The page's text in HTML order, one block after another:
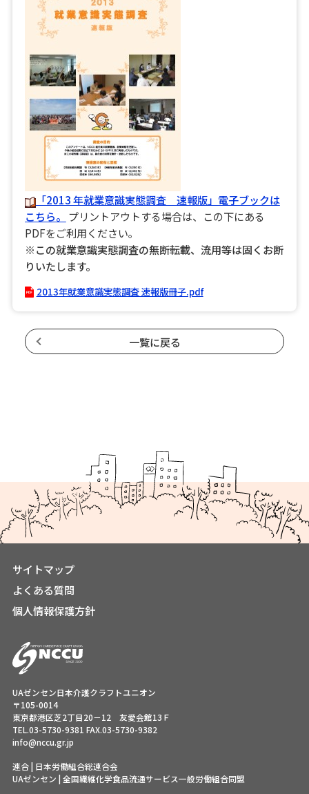
「2013 年就業意識実態調査 速報版」電子ブックは
こちら。 プリントアウトする場合は、この下にある
PDFをご利用ください｡
※この就業意識実態調査の無断転載、流用等は固くお断
りいたします。
2013年就業意識実態調査 速報版冊子.pdf
一覧に戻る
サイトマップ
よくある質問
個人情報保護方針
UAゼンセン日本介護クラフトユニオン
〒105-0014
東京都港区芝2丁目20－12 友愛会館13Ｆ
TEL.03-5730-9381 FAX.03-5730-9382
info@nccu.gr.jp
連合 | 日本労働組合総連合会
UAゼンセン | 全国繊維化学食品流通サービス一般労働組合同盟